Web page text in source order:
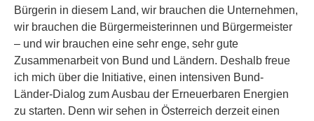
Bürgerin in diesem Land, wir brauchen die Unternehmen,
wir brauchen die Bürgermeisterinnen und Bürgermeister
– und wir brauchen eine sehr enge, sehr gute
Zusammenarbeit von Bund und Ländern. Deshalb freue
ich mich über die Initiative, einen intensiven Bund-
Länder-Dialog zum Ausbau der Erneuerbaren Energien
zu starten. Denn wir sehen in Österreich derzeit einen